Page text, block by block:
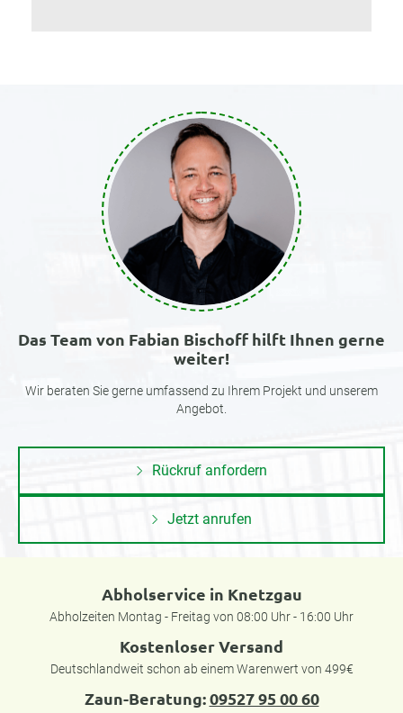
Das Team von Fabian Bischoff hilft Ihnen gerne
weiter!
Wir beraten Sie gerne umfassend zu Ihrem Projekt und unserem
Angebot.
Rückruf anfordern
Jetzt anrufen
Abholservice in Knetzgau
Abholzeiten Montag - Freitag von 08:00 Uhr - 16:00 Uhr
Kostenloser Versand
Deutschlandweit schon ab einem Warenwert von 499€
Zaun-Beratung:09527 95 00 60